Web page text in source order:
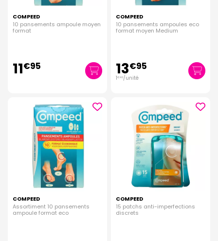
COMPEED
10 pansements ampoule moyen
format
11€95
COMPEED
10 pansements ampoules eco
format moyen Medium
13€95
1€40/unité
COMPEED
Assortiment 10 pansements
ampoule format eco
COMPEED
15 patchs anti-imperfections
discrets